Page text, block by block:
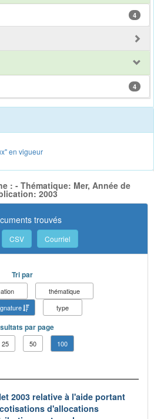
4
4
en vigueur
: - Thématique: Mer, Année de
2003
trouvés
CSV Courriel
Tri par
thématique
type
par page
25 50 100
2003 relative à l'aide portant
d'allocations